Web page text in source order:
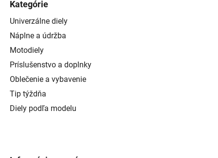
Kategórie
Univerzálne diely
Náplne a údržba
Motodiely
Príslušenstvo a doplnky
Oblečenie a vybavenie
Tip týždňa
Diely podľa modelu